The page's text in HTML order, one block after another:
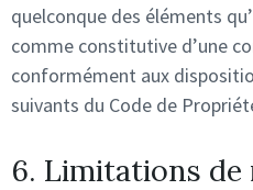
quelconque des éléments
comme constitutive d’une
conformément aux
suivants du Code de
6. Limitations